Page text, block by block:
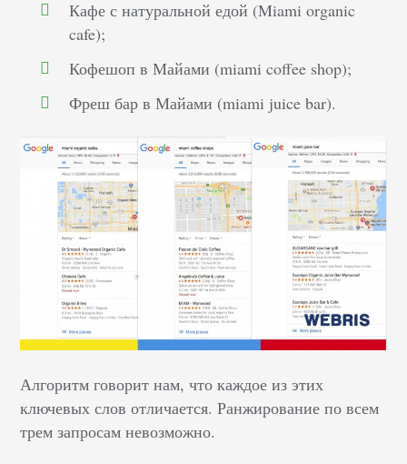
Кафе с натуральной едой (Miami organic
cafe);
Кофешоп в Майами (miami coffee shop);
Фреш бар в Майами (miami juice bar).
Алгоритм говорит нам, что каждое из этих
ключевых слов отличается. Ранжирование по всем
трем запросам невозможно.